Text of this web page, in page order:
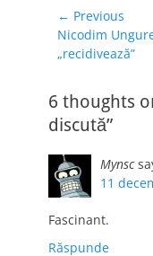
folosiți, ce mi-ați
recomanda?Merci.
Navigare
în
articole
← Previous
Previous
post:
Nicodim
„recidivează”
6 thoughts
discută”
Mynsc
11
Fascinant.
Răspunde